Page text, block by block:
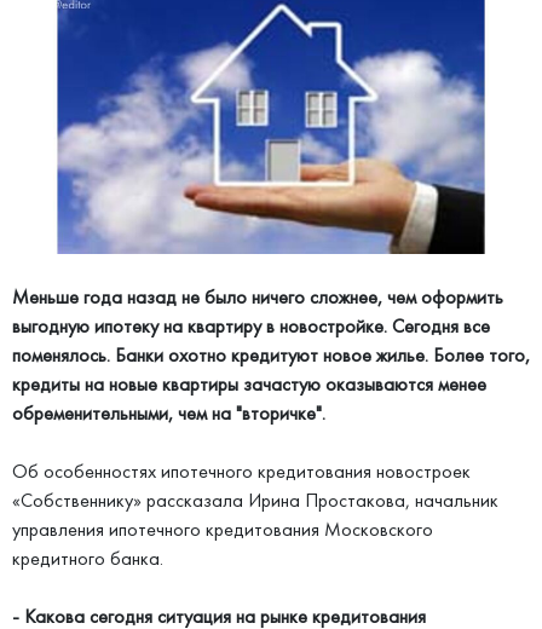
Меньше года назад не было ничего сложнее, чем оформить
выгодную ипотеку на квартиру в новостройке. Сегодня все
поменялось. Банки охотно кредитуют новое жилье. Более того,
кредиты на новые квартиры зачастую оказываются менее
обременительными, чем на "вторичке".
Об особенностях ипотечного кредитования новостроек
«Собственнику» рассказала Ирина Простакова, начальник
управления ипотечного кредитования Московского
кредитного банка.
- Какова сегодня ситуация на рынке кредитования